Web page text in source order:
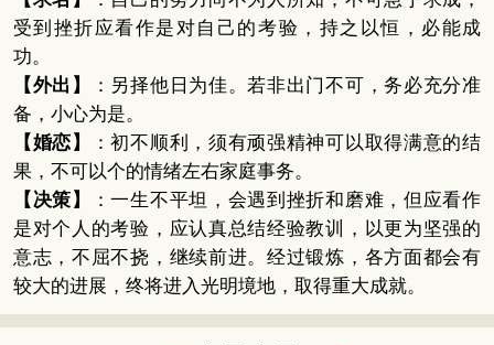
受到挫折应看作是对自己的考验，持之以恒，必能成
功。
【外出】
：另择他日为佳。若非出门不可，务必充分准
备，小心为是。
【婚恋】
：初不顺利，须有顽强精神可以取得满意的结
果，不可以个的情绪左右家庭事务。
【决策】
：一生不平坦，会遇到挫折和磨难，但应看作
是对个人的考验，应认真总结经验教训，以更为坚强的
意志，不屈不挠，继续前进。经过锻炼，各方面都会有
较大的进展，终将进入光明境地，取得重大成就。